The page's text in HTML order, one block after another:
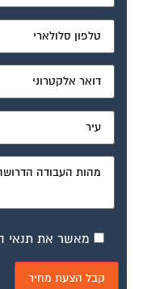
מאשר את תנאי